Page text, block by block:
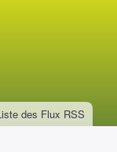
des Flux RSS